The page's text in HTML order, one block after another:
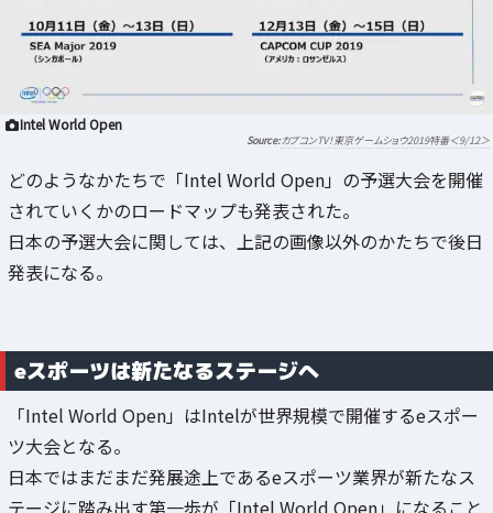
Intel World Open
カプコンTV！東京ゲームショウ2019特番＜9/12＞
どのようなかたちで「Intel World Open」の予選大会を開催
されていくかのロードマップも発表された。
日本の予選大会に関しては、上記の画像以外のかたちで後日
発表になる。
eスポーツは新たなるステージへ
「Intel World Open」はIntelが世界規模で開催するeスポー
ツ大会となる。
日本ではまだまだ発展途上であるeスポーツ業界が新たなス
テージに踏み出す第一歩が「Intel World Open」になること